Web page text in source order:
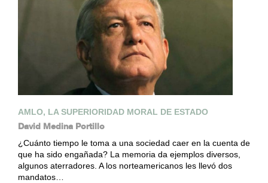
AMLO, LA SUPERIORIDAD MORAL DE ESTADO
David Medina Portillo
¿Cuánto tiempo le toma a una sociedad caer en la cuenta de
que ha sido engañada? La memoria da ejemplos diversos,
algunos aterradores. A los norteamericanos les llevó dos
mandatos…